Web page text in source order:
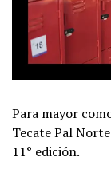
Para mayor
Tecate Pal
11° edición.